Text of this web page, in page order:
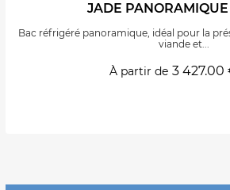
JADE PANORAMIQUE
Bac réfrigéré panoramique, idéal pour la
viande et...
À partir de 3 427.00